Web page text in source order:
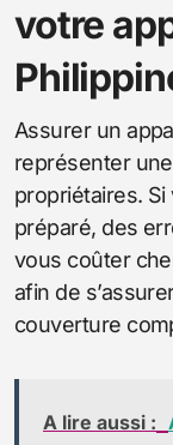
votre
Assurer un
représenter
propriétaires. Si
préparé, des
vous coûter
afin de
couverture
A lire aussi :